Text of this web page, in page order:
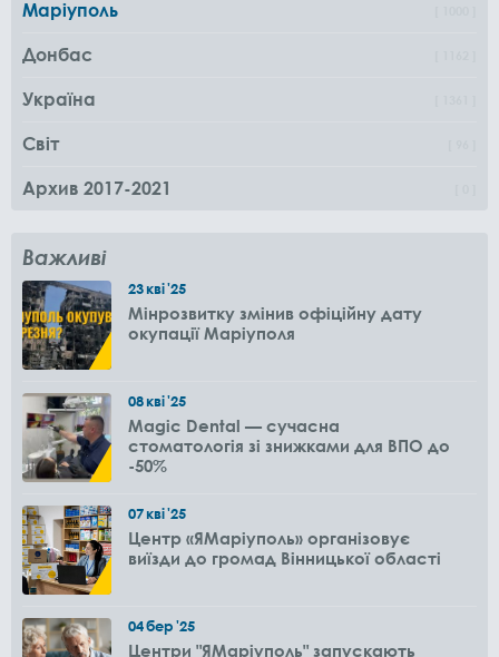
Маріуполь
Донбас
Україна
Світ
Архив 2017-2021
Важливі
23кві'25
Мінрозвитку змінив офіційну дату
окупації Маріуполя
08кві'25
Magic Dental — сучасна
стоматологія зі знижками для ВПО до
-50%
07кві'25
Центр «ЯМаріуполь» організовує
виїзди до громад Вінницької області
04бер'25
Центри "ЯМаріуполь" запускають